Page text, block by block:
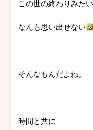
この世の終わりみた
なんも思い出せない
そんなもんだよね。
時間と共に